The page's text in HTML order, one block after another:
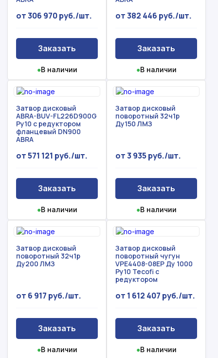
от 306 970 руб./шт.
Заказать
●В наличии
от 382 446 руб./шт.
Заказать
●В наличии
Затвор дисковый
ABRA-BUV-FL226D900G
Ру10 с редуктором
фланцевый DN900
ABRA
от 571 121 руб./шт.
Заказать
●В наличии
Затвор дисковый
поворотный 32ч1р
Ду150 ЛМЗ
от 3 935 руб./шт.
Заказать
●В наличии
Затвор дисковый
поворотный 32ч1р
Ду200 ЛМЗ
от 6 917 руб./шт.
Заказать
●В наличии
Затвор дисковый
поворотный чугун
VPE4408-08EP Ду 1000
Ру10 Tecofi с
редуктором
от 1 612 407 руб./шт.
Заказать
●В наличии